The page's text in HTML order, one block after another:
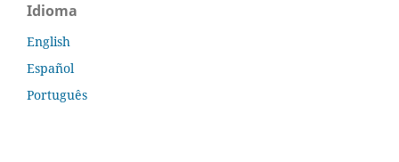
Idioma
English
Español
Português